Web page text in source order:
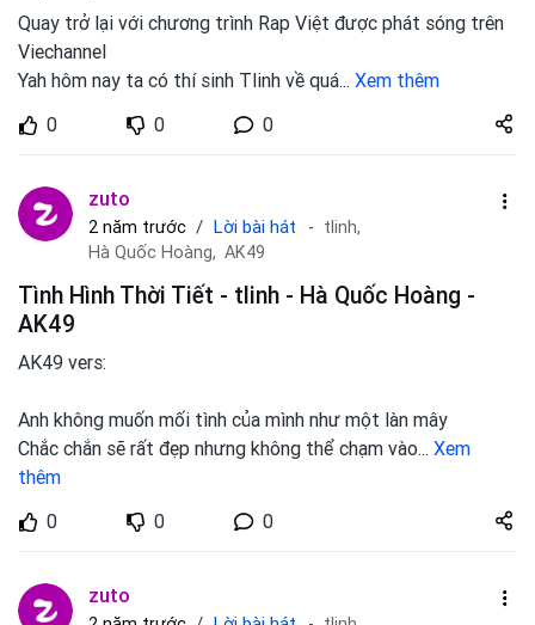
Quay trở lại với chương trình Rap Việt được phát sóng trên
Viechannel
Yah hôm nay ta có thí sinh Tlinh về quá... Xem thêm
0
0 0
Share
zuto.vn
zuto
2 năm trước Lời bài hát
tlinh,
Hà Quốc Hoàng, AK49
Tình Hình Thời Tiết - tlinh - Hà Quốc Hoàng -
AK49
AK49 vers:
Anh không muốn mối tình của mình như một làn mây
Chắc chắn sẽ rất đẹp nhưng không thể chạm vào... Xem
thêm
0
0 0
Share
zuto.vn
zuto